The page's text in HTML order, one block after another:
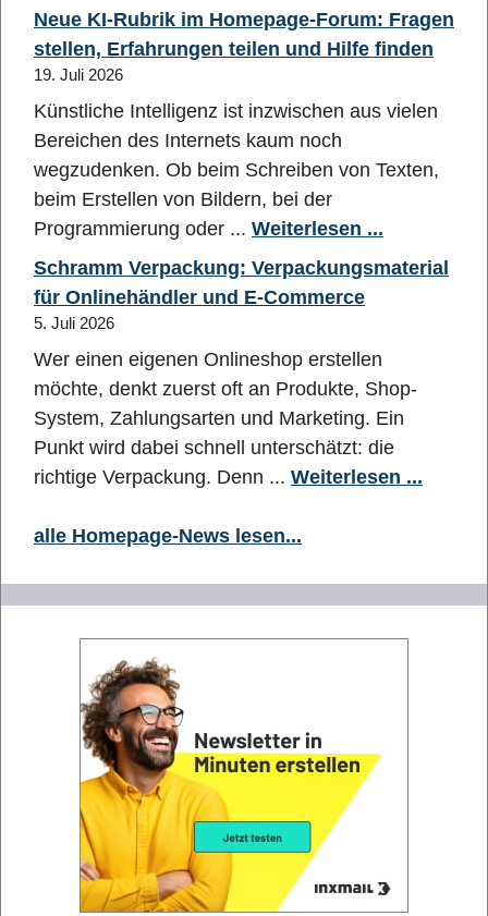
Neue KI-Rubrik im Homepage-Forum: Fragen
stellen, Erfahrungen teilen und Hilfe finden
19. Juli 2026
Künstliche Intelligenz ist inzwischen aus vielen
Bereichen des Internets kaum noch
wegzudenken. Ob beim Schreiben von Texten,
beim Erstellen von Bildern, bei der
Programmierung oder ... Weiterlesen ...
Schramm Verpackung: Verpackungsmaterial
für Onlinehändler und E-Commerce
5. Juli 2026
Wer einen eigenen Onlineshop erstellen
möchte, denkt zuerst oft an Produkte, Shop-
System, Zahlungsarten und Marketing. Ein
Punkt wird dabei schnell unterschätzt: die
richtige Verpackung. Denn ... Weiterlesen ...
alle Homepage-News lesen...